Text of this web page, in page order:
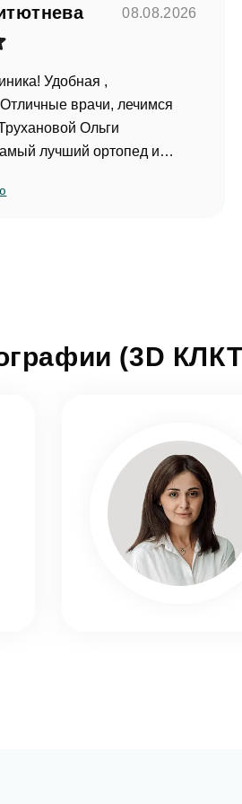
08.08.2026
Удобная ,
врачи, лечимся
Ольги
лучший ортопед и
Лечились у Силкина
(3D